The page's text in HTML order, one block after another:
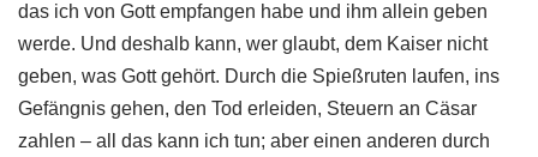
das ich von Gott empfangen habe und ihm allein geben
werde. Und deshalb kann, wer glaubt, dem Kaiser nicht
geben, was Gott gehört. Durch die Spießruten laufen, ins
Gefängnis gehen, den Tod erleiden, Steuern an Cäsar
zahlen – all das kann ich tun; aber einen anderen durch